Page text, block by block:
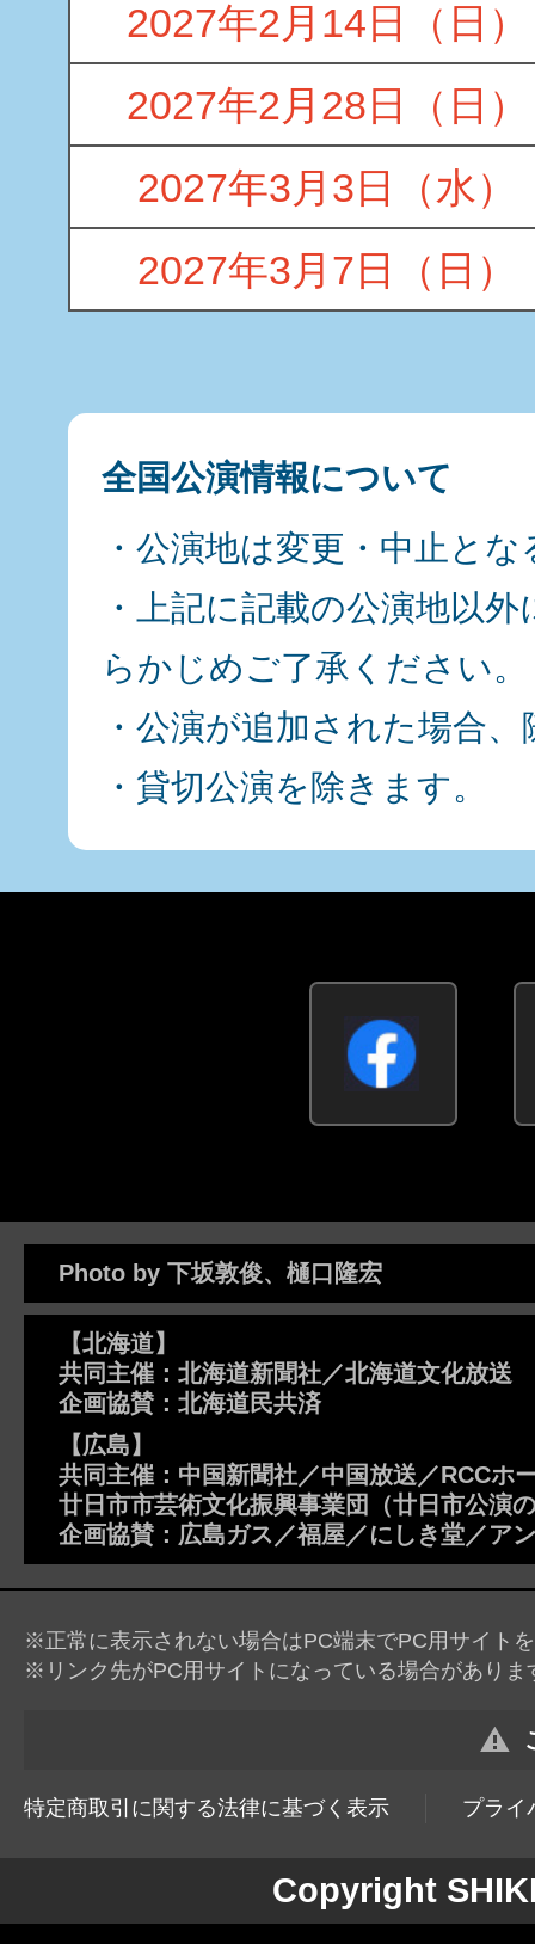
2027年2月14日（日）
2027年2月28日（日）
2027年3月3日（水）
2027年3月7日（日）
全国公演情報について
・公演地は変更・中止と
・上記に記載の公演地以
らかじめご了承ください。
・公演が追加された場合
・貸切公演を除きます。
Photo by 下坂敦俊、樋口隆宏
【北海道】
共同主催：北海道新聞社／北海道文化放送
企画協賛：北海道民共済
【広島】
共同主催：中国新聞社／中国放送／RCCホ
廿日市市芸術文化振興事業団（廿日市公演
企画協賛：広島ガス／福屋／にしき堂／ア
※正常に表示されない場合はPC端末でPC用サイト
※リンク先がPC用サイトになっている場合がありま
特定商取引に関する法律に基づく表示 プライ
Copyright